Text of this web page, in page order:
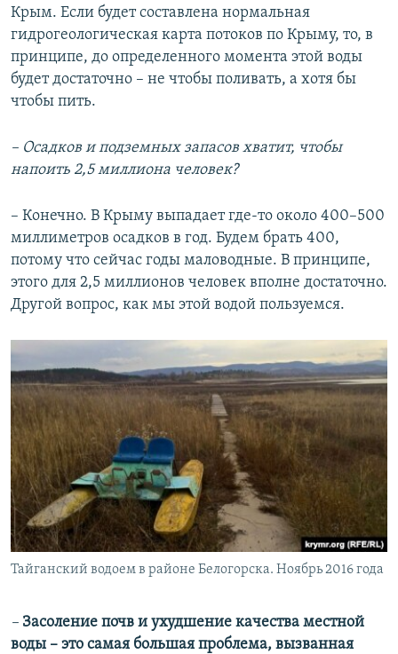
Крым. Если будет составлена нормальная
гидрогеологическая карта потоков по Крыму, то, в
принципе, до определенного момента этой воды
будет достаточно – не чтобы поливать, а хотя бы
чтобы пить.
– Осадков и подземных запасов хватит, чтобы
напоить 2,5 миллиона человек?
– Конечно. В Крыму выпадает где-то около 400–500
миллиметров осадков в год. Будем брать 400,
потому что сейчас годы маловодные. В принципе,
этого для 2,5 миллионов человек вполне достаточно.
Другой вопрос, как мы этой водой пользуемся.
Тайганский водоем в районе Белогорска. Ноябрь 2016 года
– Засоление почв и ухудшение качества местной
воды – это самая большая проблема, вызванная